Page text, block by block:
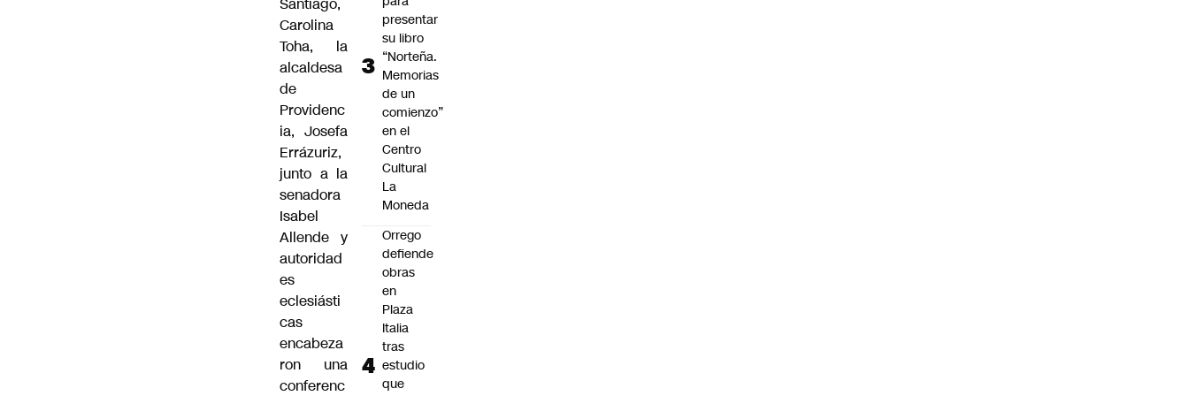
Santiago,
Carolina
Toha, la
alcaldesa
de
Providenc
ia, Josefa
Errázuriz,
junto a la
senadora
Isabel
Allende y
autoridad
es
eclesiásti
cas
encabeza
ron una
conferenc
presentar
su libro
“Norteña.
Memorias
de un
comienzo”
en el
Centro
Cultural
La
Moneda
Orrego
defiende
obras
en
Plaza
Italia
tras
estudio
que